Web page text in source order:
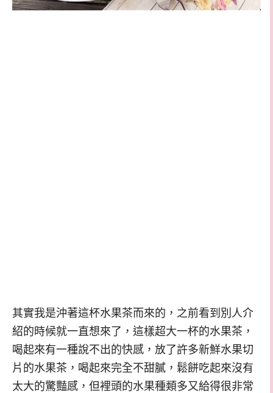
其實我是沖著這杯水果茶而來的，之前看到別人介
紹的時候就一直想來了，這樣超大一杯的水果茶，
喝起來有一種說不出的快感，放了許多新鮮水果切
片的水果茶，喝起來完全不甜膩，鬆餅吃起來沒有
太大的驚豔感，但裡頭的水果種類多又給得很非常